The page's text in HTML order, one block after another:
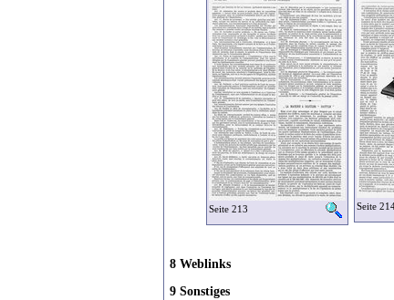
Seite 213 Seite
8 Weblinks
9 Sonstiges